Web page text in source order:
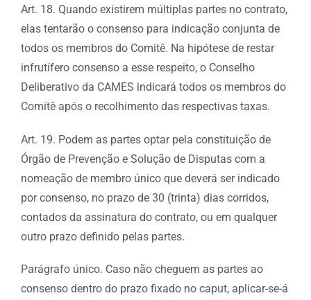
Art. 18. Quando existirem múltiplas partes no contrato,
elas tentarão o consenso para indicação conjunta de
todos os membros do Comitê. Na hipótese de restar
infrutífero consenso a esse respeito, o Conselho
Deliberativo da CAMES indicará todos os membros do
Comitê após o recolhimento das respectivas taxas.
Art. 19. Podem as partes optar pela constituição de
Órgão de Prevenção e Solução de Disputas com a
nomeação de membro único que deverá ser indicado
por consenso, no prazo de 30 (trinta) dias corridos,
contados da assinatura do contrato, ou em qualquer
outro prazo definido pelas partes.
Parágrafo único. Caso não cheguem as partes ao
consenso dentro do prazo fixado no caput, aplicar-se-á